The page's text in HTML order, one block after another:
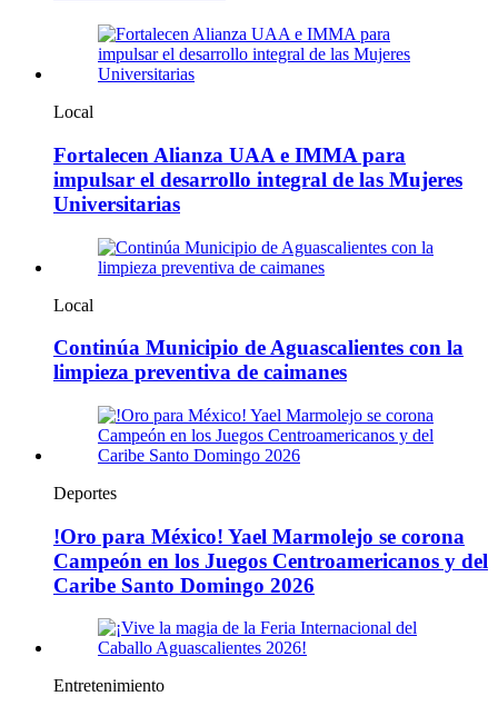
Local
Fortalecen Alianza UAA e IMMA para
impulsar el desarrollo integral de las Mujeres
Universitarias
Local
Continúa Municipio de Aguascalientes con la
limpieza preventiva de caimanes
Deportes
!Oro para México! Yael Marmolejo se corona
Campeón en los Juegos Centroamericanos y del
Caribe Santo Domingo 2026
Entretenimiento